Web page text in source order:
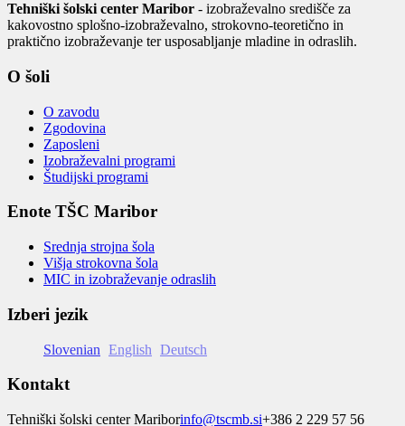
Tehniški šolski center Maribor - izobraževalno središče za
kakovostno splošno-izobraževalno, strokovno-teoretično in
praktično izobraževanje ter usposabljanje mladine in odraslih.
O šoli
O zavodu
Zgodovina
Zaposleni
Izobraževalni programi
Študijski programi
Enote TŠC Maribor
Srednja strojna šola
Višja strokovna šola
MIC in izobraževanje odraslih
Izberi jezik
Slovenian English Deutsch
Kontakt
Tehniški šolski center Mariborinfo@tscmb.si+386 2 229 57 56